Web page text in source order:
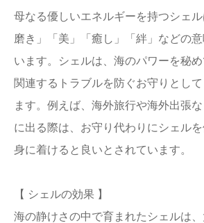
母なる優しいエネルギーを持つシェ
磨き」「美」「癒し」「絆」などの
います。シェルは、海のパワーを秘
関連するトラブルを防ぐお守りとし
ます。例えば、海外旅行や海外出張
に出る際は、お守り代わりにシェル
身に着けると良いとされています。
【 シェルの効果 】
海の静けさの中で育まれたシェルは